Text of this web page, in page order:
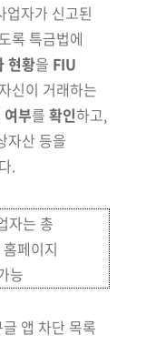
업자가 신고된
록 특금법에
현황을 FIU
신이 거래하는
여부를 확인하고,
자산 등을
.
자는 총
페이지
능
앱 차단 목록